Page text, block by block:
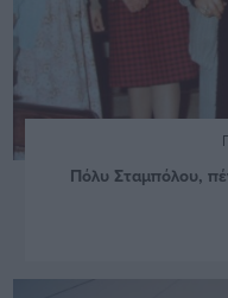
Πόλυ Σταμπόλου,